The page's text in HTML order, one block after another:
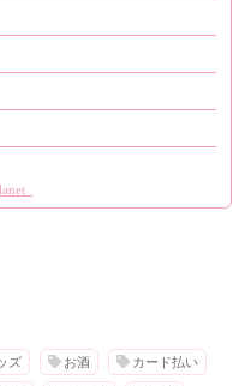
ズ お酒 カード払い